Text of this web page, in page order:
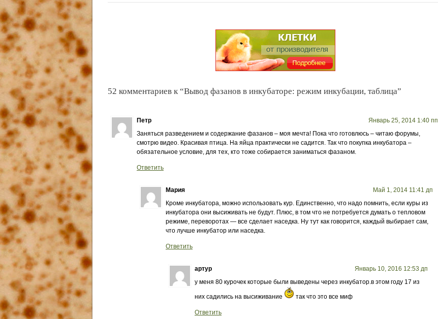
52 комментариев к “Вывод фазанов в инкубаторе: режим инкубации, таблица”
Петр
Январь 25, 2014 1:40 пп
Заняться разведением и содержание фазанов – моя мечта! Пока что готовлюсь – читаю форумы,
смотрю видео. Красивая птица. На яйца практически не садится. Так что покупка инкубатора –
обязательное условие, для тех, кто тоже собирается заниматься фазаном.
Ответить
Мария
Май 1, 2014 11:41 дп
Кроме инкубатора, можно использовать кур. Единственно, что надо помнить, если куры из
инкубатора они высиживать не будут. Плюс, в том что не потребуется думать о тепловом
режиме, переворотах — все сделает наседка. Ну тут как говорится, каждый выбирает сам,
что лучше инкубатор или наседка.
Ответить
артур
Январь 10, 2016 12:53 дп
у меня 80 курочек которые были выведены через инкубатор.в этом году 17 из
них садились на высиживание так что это все миф
Ответить